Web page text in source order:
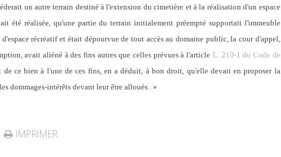
un autre terrain destiné à l'extension du cimetière et à la réalisation d'un espace
été réalisée, qu'une partie du terrain initialement préempté supportait l'immeuble
récréatif et était dépourvue de tout accès au domaine public, la cour d'appel,
avait aliéné à des fins autres que celles prévues à l'article L. 210-1 du Code de
ce bien à l'une de ces fins, en a déduit, à bon droit, qu'elle devait en proposer la
dommages-intérêts devant leur être alloués . »
IMPRIMER